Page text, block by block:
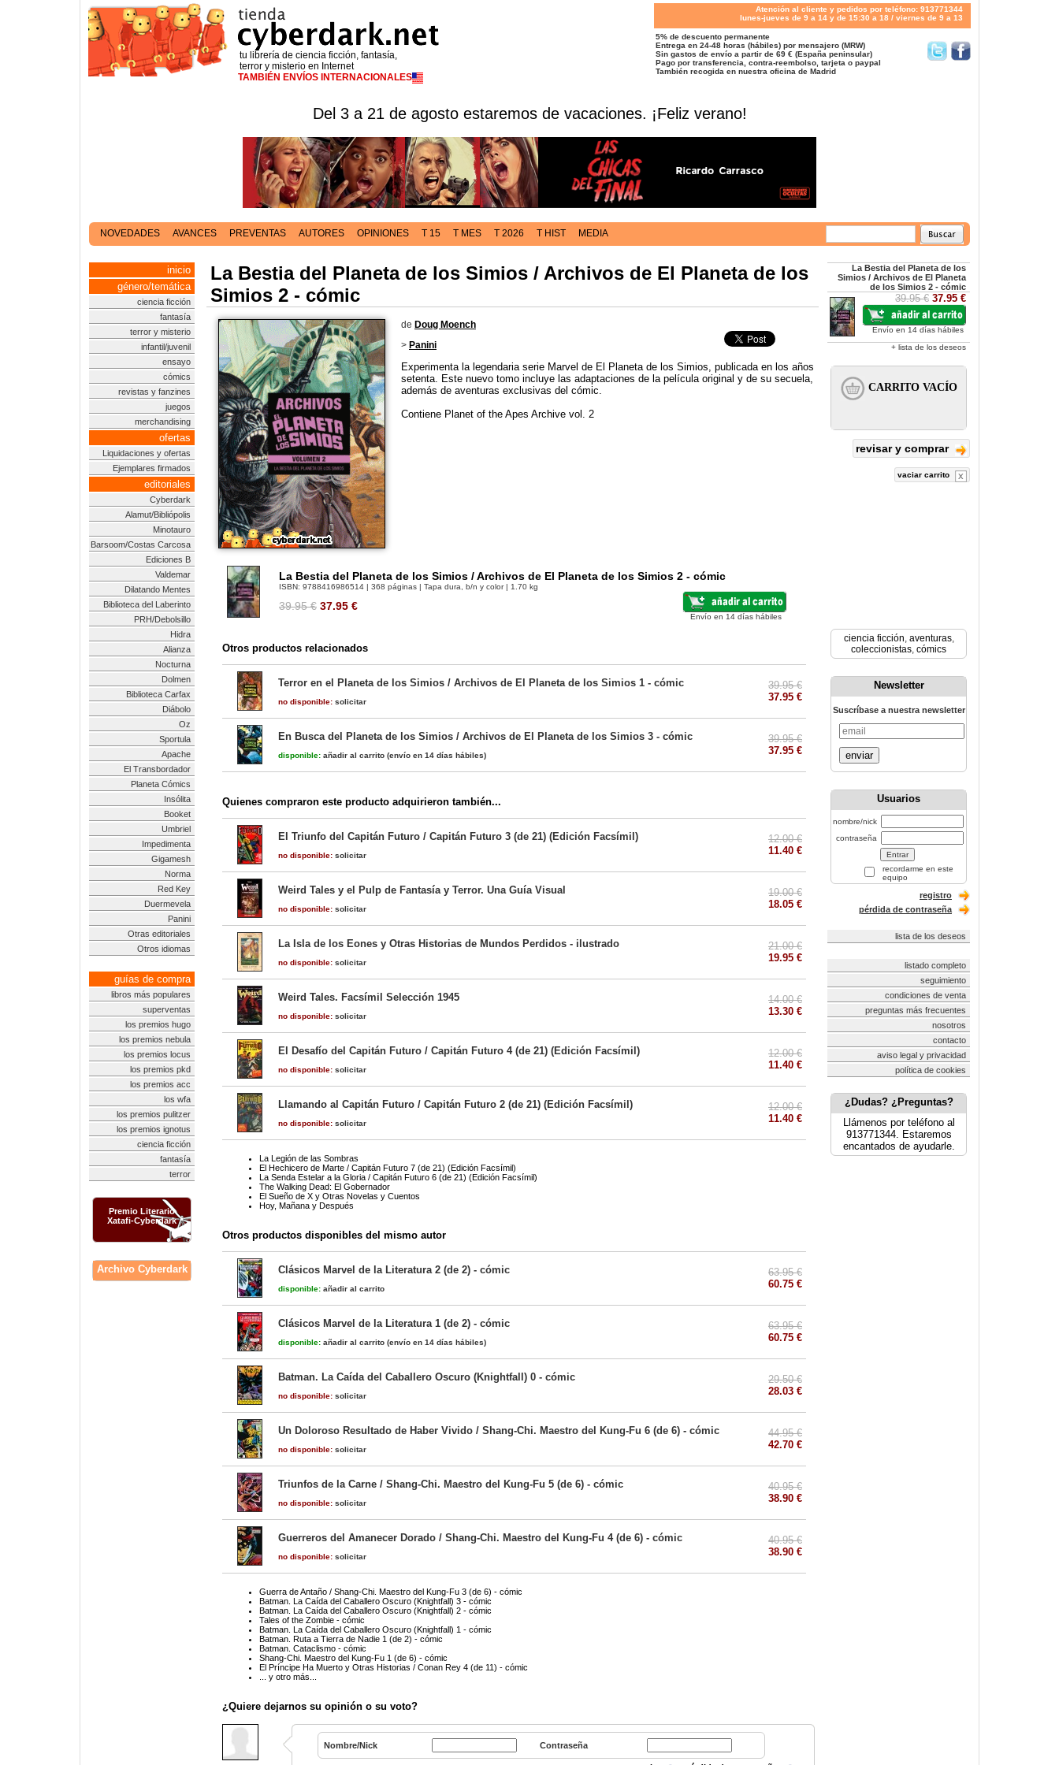
tu librería de ciencia ficción, fantasía,
terror y misterio en Internet
TAMBIÉN ENVÍOS INTERNACIONALES
Atención al cliente y pedidos por teléfono: 913771344
lunes-jueves de 9 a 14 y de 15:30 a 18 / viernes de 9 a 13
5% de descuento permanente
Entrega en 24-48 horas (hábiles) por mensajero (MRW)
Sin gastos de envío a partir de 69 € (España peninsular)
Pago por transferencia, contra-reembolso, tarjeta o paypal
También recogida en nuestra oficina de Madrid
Del 3 a 21 de agosto estaremos de vacaciones. ¡Feliz verano!
NOVEDADES AVANCES PREVENTAS AUTORES OPINIONES T 15 T MES T 2026 T HIST MEDIA
inicio
género/temática
ciencia ficción
fantasía
terror y misterio
infantil/juvenil
ensayo
cómics
revistas y fanzines
juegos
merchandising
ofertas
Liquidaciones y ofertas
Ejemplares firmados
editoriales
Cyberdark
Alamut/Bibliópolis
Minotauro
Barsoom/Costas Carcosa
Ediciones B
Valdemar
Dilatando Mentes
Biblioteca del Laberinto
PRH/Debolsillo
Hidra
Alianza
Nocturna
Dolmen
Biblioteca Carfax
Diábolo
Oz
Sportula
Apache
El Transbordador
Planeta Cómics
Insólita
Booket
Umbriel
Impedimenta
Gigamesh
Norma
Red Key
Duermevela
Panini
Otras editoriales
Otros idiomas
guías de compra
libros más populares
superventas
los premios hugo
los premios nebula
los premios locus
los premios pkd
los premios acc
los wfa
los premios pulitzer
los premios ignotus
ciencia ficción
fantasía
terror
Premio Literario
Xatafi-Cyberdark
Archivo Cyberdark
La Bestia del Planeta de los Simios / Archivos de El Planeta de los
Simios 2 - cómic
de Doug Moench
> Panini
Experimenta la legendaria serie Marvel de El Planeta de los Simios, publicada en los años
setenta. Este nuevo tomo incluye las adaptaciones de la película original y de su secuela,
además de aventuras exclusivas del cómic.
Contiene Planet of the Apes Archive vol. 2
La Bestia del Planeta de los Simios / Archivos de El Planeta de los Simios 2 - cómic
ISBN: 9788416986514 | 368 páginas | Tapa dura, b/n y color | 1.70 kg
39.95 € 37.95 €
Envío en 14 días hábiles
Otros productos relacionados
Terror en el Planeta de los Simios / Archivos de El Planeta de los Simios 1 - cómic
no disponible: solicitar
39.95 €
37.95 €
En Busca del Planeta de los Simios / Archivos de El Planeta de los Simios 3 - cómic
disponible: añadir al carrito (envío en 14 días hábiles)
39.95 €
37.95 €
Quienes compraron este producto adquirieron también...
El Triunfo del Capitán Futuro / Capitán Futuro 3 (de 21) (Edición Facsímil)
no disponible: solicitar
12.00 €
11.40 €
Weird Tales y el Pulp de Fantasía y Terror. Una Guía Visual
no disponible: solicitar
19.00 €
18.05 €
La Isla de los Eones y Otras Historias de Mundos Perdidos - ilustrado
no disponible: solicitar
21.00 €
19.95 €
Weird Tales. Facsímil Selección 1945
no disponible: solicitar
14.00 €
13.30 €
El Desafío del Capitán Futuro / Capitán Futuro 4 (de 21) (Edición Facsímil)
no disponible: solicitar
12.00 €
11.40 €
Llamando al Capitán Futuro / Capitán Futuro 2 (de 21) (Edición Facsímil)
no disponible: solicitar
12.00 €
11.40 €
La Legión de las Sombras
El Hechicero de Marte / Capitán Futuro 7 (de 21) (Edición Facsímil)
La Senda Estelar a la Gloria / Capitán Futuro 6 (de 21) (Edición Facsímil)
The Walking Dead: El Gobernador
El Sueño de X y Otras Novelas y Cuentos
Hoy, Mañana y Después
Otros productos disponibles del mismo autor
Clásicos Marvel de la Literatura 2 (de 2) - cómic
disponible: añadir al carrito
63.95 €
60.75 €
Clásicos Marvel de la Literatura 1 (de 2) - cómic
disponible: añadir al carrito (envío en 14 días hábiles)
63.95 €
60.75 €
Batman. La Caída del Caballero Oscuro (Knightfall) 0 - cómic
no disponible: solicitar
29.50 €
28.03 €
Un Doloroso Resultado de Haber Vivido / Shang-Chi. Maestro del Kung-Fu 6 (de 6) - cómic
no disponible: solicitar
44.95 €
42.70 €
Triunfos de la Carne / Shang-Chi. Maestro del Kung-Fu 5 (de 6) - cómic
no disponible: solicitar
40.95 €
38.90 €
Guerreros del Amanecer Dorado / Shang-Chi. Maestro del Kung-Fu 4 (de 6) - cómic
no disponible: solicitar
40.95 €
38.90 €
Guerra de Antaño / Shang-Chi. Maestro del Kung-Fu 3 (de 6) - cómic
Batman. La Caída del Caballero Oscuro (Knightfall) 3 - cómic
Batman. La Caída del Caballero Oscuro (Knightfall) 2 - cómic
Tales of the Zombie - cómic
Batman. La Caída del Caballero Oscuro (Knightfall) 1 - cómic
Batman. Ruta a Tierra de Nadie 1 (de 2) - cómic
Batman. Cataclismo - cómic
Shang-Chi. Maestro del Kung-Fu 1 (de 6) - cómic
El Príncipe Ha Muerto y Otras Historias / Conan Rey 4 (de 11) - cómic
... y otro más...
¿Quiere dejarnos su opinión o su voto?
Nombre/Nick Contraseña
La Bestia del Planeta de los
Simios / Archivos de El Planeta
de los Simios 2 - cómic
39.95 € 37.95 €
Envío en 14 días hábiles
+ lista de los deseos
revisar y comprar
vaciar carrito
ciencia ficción, aventuras,
coleccionistas, cómics
Newsletter
Suscríbase a nuestra newsletter
enviar
Usuarios
nombre/nick
contraseña
recordarme en este
equipo
registro
pérdida de contraseña
lista de los deseos
listado completo
seguimiento
condiciones de venta
preguntas más frecuentes
nosotros
contacto
aviso legal y privacidad
política de cookies
¿Dudas? ¿Preguntas?
Llámenos por teléfono al
913771344. Estaremos
encantados de ayudarle.